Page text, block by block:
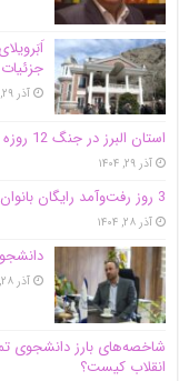
آذر ۲۹, ۱۴۰۴
استان البرز در جنگ 12 روزه 7 شهید دانشجو تقدیم انقلاب کرد
آذر ۲۹, ۱۴۰۴
3 روز رفت‌وآمد رایگان بانوان در خطوط اتوبوسرانی شهری کرج
آذر ۲۸, ۱۴۰۴
آذر ۲۸, ۱۴۰۴
شاخصه‌های بارز دانشجوی
انقلاب کیست؟